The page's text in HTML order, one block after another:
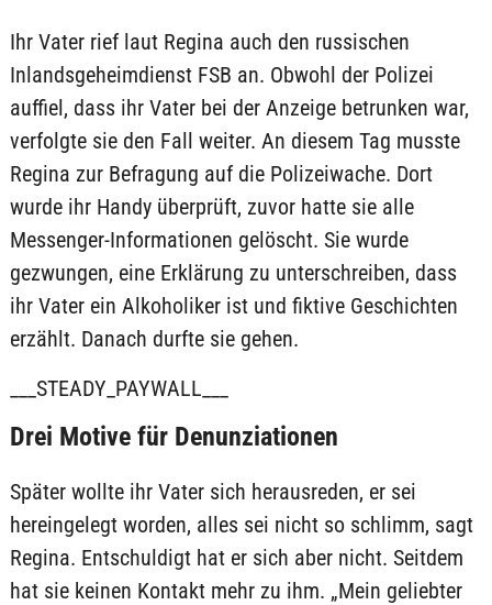
Ihr Vater rief laut Regina auch den russischen
Inlandsgeheimdienst FSB an. Obwohl der Polizei
auffiel, dass ihr Vater bei der Anzeige betrunken war,
verfolgte sie den Fall weiter. An diesem Tag musste
Regina zur Befragung auf die Polizeiwache. Dort
wurde ihr Handy überprüft, zuvor hatte sie alle
Messenger-Informationen gelöscht. Sie wurde
gezwungen, eine Erklärung zu unterschreiben, dass
ihr Vater ein Alkoholiker ist und fiktive Geschichten
erzählt. Danach durfte sie gehen.
___STEADY_PAYWALL___
Drei Motive für Denunziationen
Später wollte ihr Vater sich herausreden, er sei
hereingelegt worden, alles sei nicht so schlimm, sagt
Regina. Entschuldigt hat er sich aber nicht. Seitdem
hat sie keinen Kontakt mehr zu ihm. „Mein geliebter